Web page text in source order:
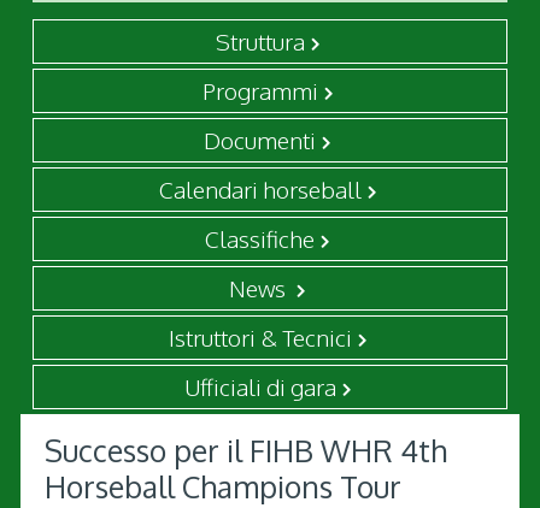
Struttura
Programmi
Documenti
Calendari horseball
Classifiche
News
Istruttori & Tecnici
Ufficiali di gara
Successo per il FIHB WHR 4th
Horseball Champions Tour